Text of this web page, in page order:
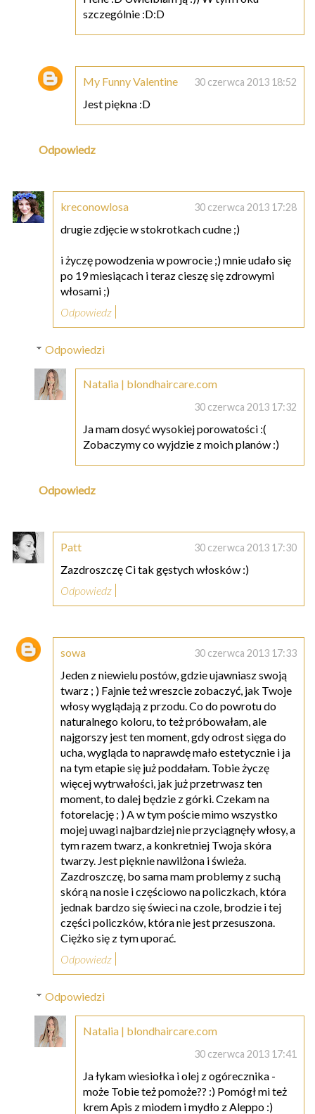
szczególnie :D:D
My Funny Valentine 30 czerwca 2013 18:52
Jest piękna :D
Odpowiedz
kreconowlosa 30 czerwca 2013 17:28
drugie zdjęcie w stokrotkach cudne ;)
i życzę powodzenia w powrocie ;) mnie udało się
po 19 miesiącach i teraz cieszę się zdrowymi
włosami ;)
Odpowiedz
Odpowiedzi
Natalia | blondhaircare.com
30 czerwca 2013 17:32
Ja mam dosyć wysokiej porowatości :(
Zobaczymy co wyjdzie z moich planów :)
Odpowiedz
Patt 30 czerwca 2013 17:30
Zazdroszczę Ci tak gęstych włosków :)
Odpowiedz
sowa 30 czerwca 2013 17:33
Jeden z niewielu postów, gdzie ujawniasz swoją
twarz ; ) Fajnie też wreszcie zobaczyć, jak Twoje
włosy wyglądają z przodu. Co do powrotu do
naturalnego koloru, to też próbowałam, ale
najgorszy jest ten moment, gdy odrost sięga do
ucha, wygląda to naprawdę mało estetycznie i ja
na tym etapie się już poddałam. Tobie życzę
więcej wytrwałości, jak już przetrwasz ten
moment, to dalej będzie z górki. Czekam na
fotorelację ; ) A w tym poście mimo wszystko
mojej uwagi najbardziej nie przyciągnęły włosy, a
tym razem twarz, a konkretniej Twoja skóra
twarzy. Jest pięknie nawilżona i świeża.
Zazdroszczę, bo sama mam problemy z suchą
skórą na nosie i częściowo na policzkach, która
jednak bardzo się świeci na czole, brodzie i tej
części policzków, która nie jest przesuszona.
Ciężko się z tym uporać.
Odpowiedz
Odpowiedzi
Natalia | blondhaircare.com
30 czerwca 2013 17:41
Ja łykam wiesiołka i olej z ogórecznika -
może Tobie też pomoże?? :) Pomógł mi też
krem Apis z miodem i mydło z Aleppo :)